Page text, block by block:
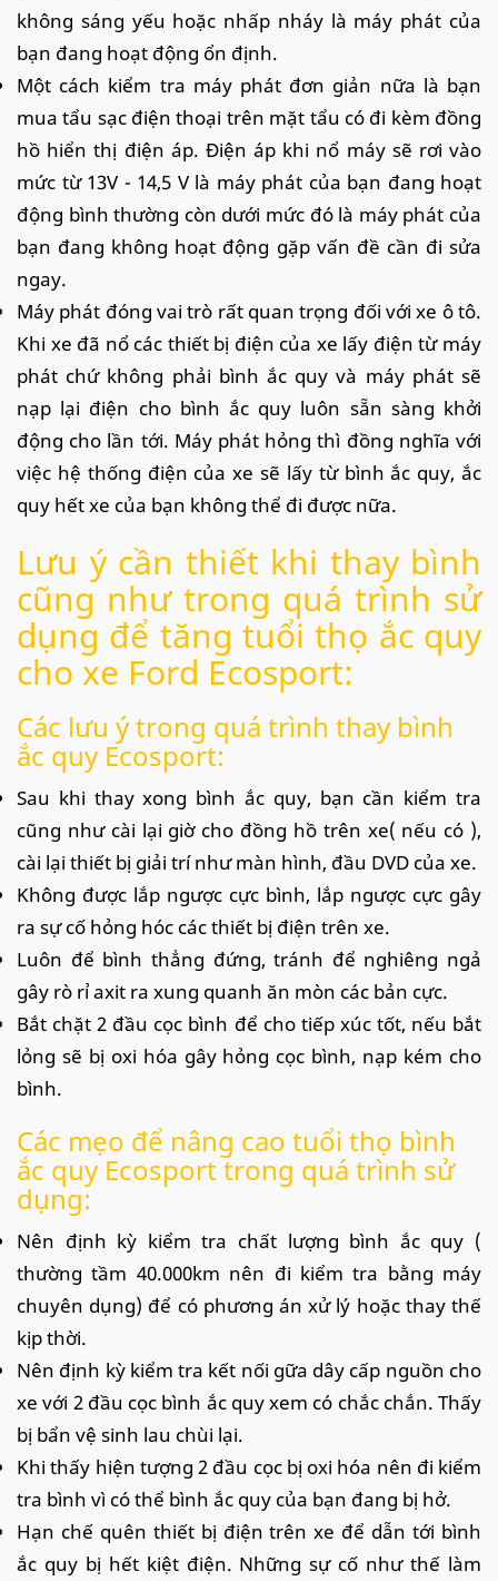
không sáng yếu hoặc nhấp nháy là máy phát của
bạn đang hoạt động ổn định.
Một cách kiểm tra máy phát đơn giản nữa là bạn
mua tẩu sạc điện thoại trên mặt tẩu có đi kèm đồng
hồ hiển thị điện áp. Điện áp khi nổ máy sẽ rơi vào
mức từ 13V - 14,5 V là máy phát của bạn đang hoạt
động bình thường còn dưới mức đó là máy phát của
bạn đang không hoạt động gặp vấn đề cần đi sửa
ngay.
Máy phát đóng vai trò rất quan trọng đối với xe ô tô.
Khi xe đã nổ các thiết bị điện của xe lấy điện từ máy
phát chứ không phải bình ắc quy và máy phát sẽ
nạp lại điện cho bình ắc quy luôn sẵn sàng khởi
động cho lần tới. Máy phát hỏng thì đồng nghĩa với
việc hệ thống điện của xe sẽ lấy từ bình ắc quy, ắc
quy hết xe của bạn không thể đi được nữa.
Lưu ý cần thiết khi thay bình
cũng như trong quá trình sử
dụng để tăng tuổi thọ ắc quy
cho xe Ford Ecosport:
Các lưu ý trong quá trình thay bình
ắc quy Ecosport:
Sau khi thay xong bình ắc quy, bạn cần kiểm tra
cũng như cài lại giờ cho đồng hồ trên xe( nếu có ),
cài lại thiết bị giải trí như màn hình, đầu DVD của xe.
Không được lắp ngược cực bình, lắp ngược cực gây
ra sự cố hỏng hóc các thiết bị điện trên xe.
Luôn để bình thẳng đứng, tránh để nghiêng ngả
gây rò rỉ axit ra xung quanh ăn mòn các bản cực.
Bắt chặt 2 đầu cọc bình để cho tiếp xúc tốt, nếu bắt
lỏng sẽ bị oxi hóa gây hỏng cọc bình, nạp kém cho
bình.
Các mẹo để nâng cao tuổi thọ bình
ắc quy Ecosport trong quá trình sử
dụng:
Nên định kỳ kiểm tra chất lượng bình ắc quy (
thường tầm 40.000km nên đi kiểm tra bằng máy
chuyên dụng) để có phương án xử lý hoặc thay thế
kịp thời.
Nên định kỳ kiểm tra kết nối gữa dây cấp nguồn cho
xe với 2 đầu cọc bình ắc quy xem có chắc chắn. Thấy
bị bẩn vệ sinh lau chùi lại.
Khi thấy hiện tượng 2 đầu cọc bị oxi hóa nên đi kiểm
tra bình vì có thể bình ắc quy của bạn đang bị hở.
Hạn chế quên thiết bị điện trên xe để dẫn tới bình
ắc quy bị hết kiệt điện. Những sự cố như thế làm